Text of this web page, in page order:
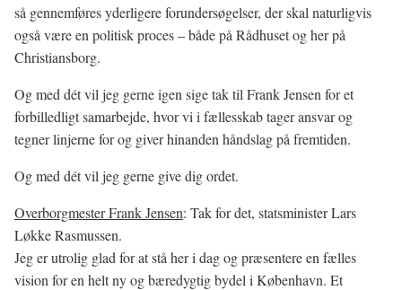
så gennemføres yderligere forundersøgelser, der skal naturligvis
også være en politisk proces – både på Rådhuset og her på
Christiansborg.
Og med dét vil jeg gerne igen sige tak til Frank Jensen for et
forbilledligt samarbejde, hvor vi i fællesskab tager ansvar og
tegner linjerne for og giver hinanden håndslag på fremtiden.
Og med dét vil jeg gerne give dig ordet.
Overborgmester Frank Jensen: Tak for det, statsminister Lars
Løkke Rasmussen.
Jeg er utrolig glad for at stå her i dag og præsentere en fælles
vision for en helt ny og bæredygtig bydel i København. Et